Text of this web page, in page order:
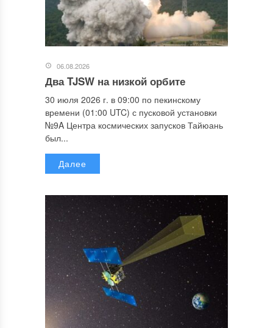
06.08.2026
Два TJSW на низкой орбите
30 июля 2026 г. в 09:00 по пекинскому
времени (01:00 UTC) с пусковой установки
№9A Центра космических запусков Тайюань
был...
Далее